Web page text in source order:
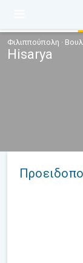
Φιλιππούπολη ·
Hisarya